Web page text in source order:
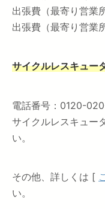
出張費（最寄り営業
出張費（最寄り営業
サイクルレスキュー
電話番号：0120-
サイクルレスキュー
い。
その他、詳しくは [
い。